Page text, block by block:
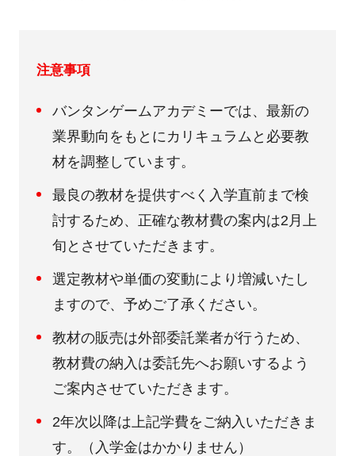
注意事項
バンタンゲームアカデミーでは、最新の
業界動向をもとにカリキュラムと必要教
材を調整しています。
最良の教材を提供すべく入学直前まで検
討するため、正確な教材費の案内は2月上
旬とさせていただきます。
選定教材や単価の変動により増減いたし
ますので、予めご了承ください。
教材の販売は外部委託業者が行うため、
教材費の納入は委託先へお願いするよう
ご案内させていただきます。
2年次以降は上記学費をご納入いただきま
す。（入学金はかかりません）